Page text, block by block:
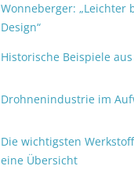
Wonneberger: „Leichter
Design“
Historische Beispiele
Drohnenindustrie im
Die wichtigsten
eine Übersicht